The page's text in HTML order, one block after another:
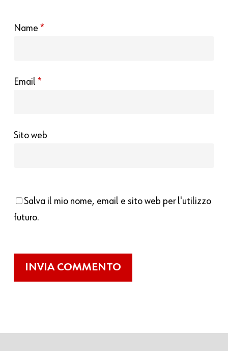
Name *
Email *
Sito web
Salva il mio nome, email e sito web per l'utilizzo
futuro.